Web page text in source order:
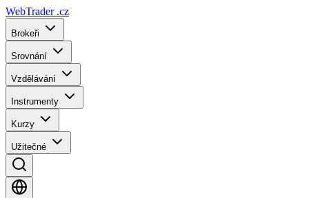
WebTrader .cz
Brokeři
Srovnání
Vzdělávání
Instrumenty
Kurzy
Užitečné